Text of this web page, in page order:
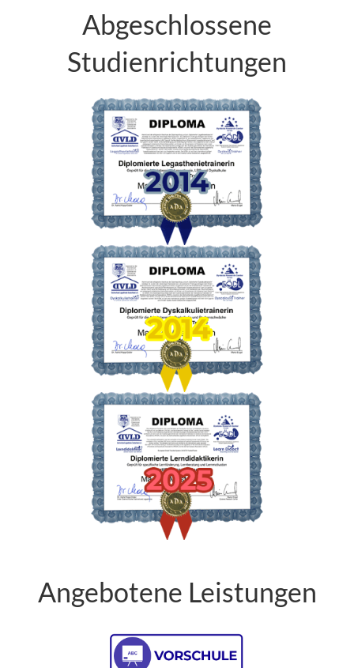
Abgeschlossene
Studienrichtungen
Angebotene Leistungen